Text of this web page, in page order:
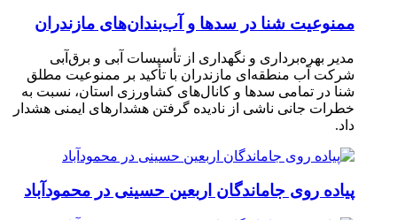
ممنوعیت شنا در سدها و آب‌بندان‌‌های مازندران
مدیر بهره‌برداری و نگهداری از تأسیسات آبی و برق‌آبی
شرکت آب منطقه‌ای مازندران با تأکید بر ممنوعیت مطلق
شنا در تمامی سدها و کانال‌های کشاورزی استان، نسبت به
خطرات جانی ناشی از نادیده گرفتن هشدارهای ایمنی هشدار
داد.
پیاده روی جاماندگان اربعین حسینی در محمودآباد